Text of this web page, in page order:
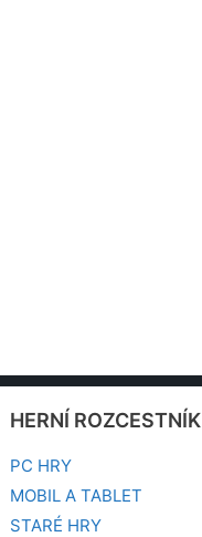
HERNÍ ROZCESTNÍK
PC HRY
MOBIL A TABLET
STARÉ HRY